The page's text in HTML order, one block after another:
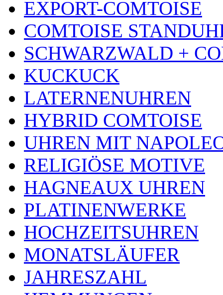
EXPORT-COMTOISE
COMTOISE
SCHWARZWALD +
KUCKUCK
LATERNENUHREN
HYBRID COMTOISE
UHREN MIT
RELIGIÖSE MOTIVE
HAGNEAUX UHREN
PLATINENWERKE
HOCHZEITSUHREN
MONATSLÄUFER
JAHRESZAHL